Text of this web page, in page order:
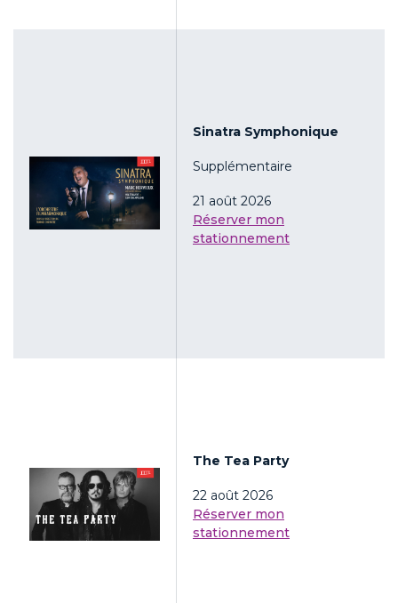
Sinatra Symphonique
Supplémentaire
21 août 2026
Réserver mon
stationnement
The Tea Party
22 août 2026
Réserver mon
stationnement